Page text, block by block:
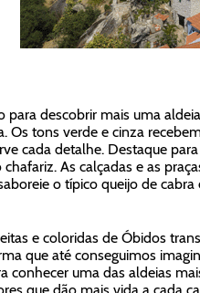
para descobrir mais uma
Os tons verde e cinza
cada detalhe. Destaque
chafariz. As calçadas e as
o típico queijo de
e coloridas de Óbidos
que até conseguimos
conhecer uma das aldeias